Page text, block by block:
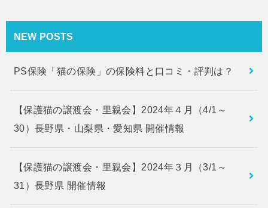
NEW POSTS
PS保険「猫の保険」の保険料と口コミ・評判は？
【保護猫の譲渡会・里親会】2024年４月（4/1～
30）長野県・山梨県・愛知県 開催情報
【保護猫の譲渡会・里親会】2024年３月（3/1～
31）長野県 開催情報